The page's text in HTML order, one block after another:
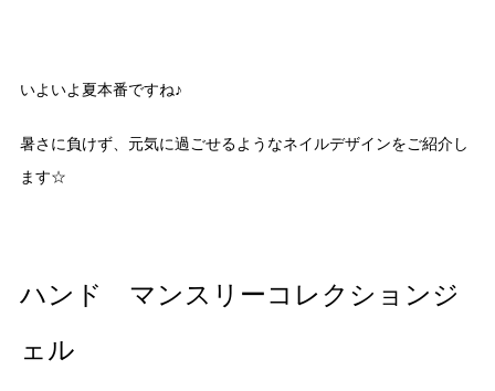
いよいよ夏本番ですね♪
暑さに負けず、元気に過ごせるようなネイルデザインをご紹介し
ます☆
ハンド マンスリーコレクションジ
ェル